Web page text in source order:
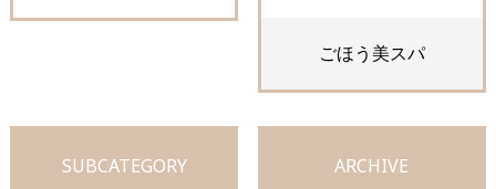
ごほう美スパ
SUBCATEGORY ARCHIVE